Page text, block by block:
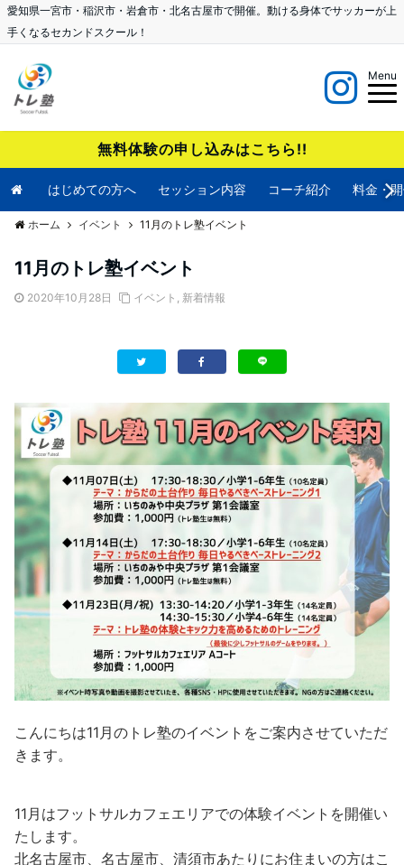
愛知県一宮市・稲沢市・岩倉市・北名古屋市で開催。動ける身体でサッカーが上
手くなるセカンドスクール！
Menu
無料体験の申し込みはこちら!!
はじめての方へ セッション内容 コーチ紹介 料金・
ホーム イベント 11月のトレ塾イベント
11月のトレ塾イベント
2020年10月28日 イベント , 新着情報
こんにちは11月のトレ塾のイベントをご案内させていただ
きます。
11月はフットサルカフェエリアでの体験イベントを開催い
たします。
北名古屋市、名古屋市、清須市あたりにお住まいの方はこ